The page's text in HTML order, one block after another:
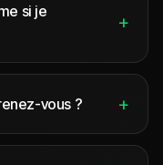
si je
+
vous ? +